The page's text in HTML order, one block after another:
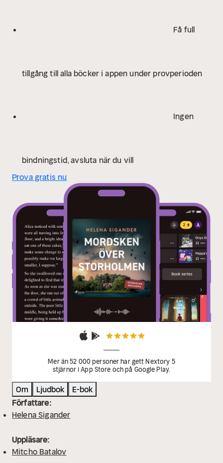
skrivit romaner, kriminallitteratur, barnböcker, noveller
Få full
tillgång till alla böcker i appen under provperioden
Ingen
bindningstid, avsluta när du vill
Prova gratis nu
Mer än 52 000 personer har gett Nextory 5
stjärnor i App Store och på Google Play.
Om Ljudbok
E-bok
Författare:
Helena Sigander
Uppläsare:
Mitcho Batalov